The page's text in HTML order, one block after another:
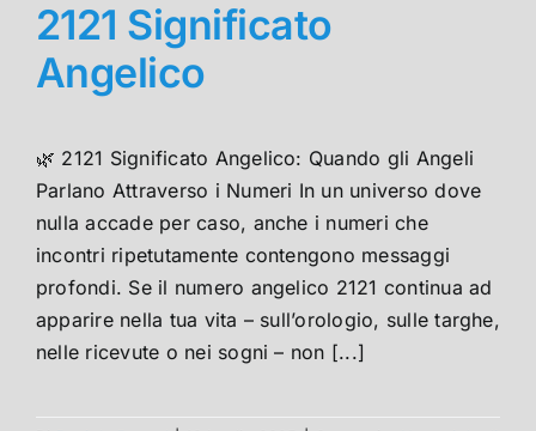
2121 Significato
Angelico
🌿 2121 Significato Angelico: Quando gli Angeli
Parlano Attraverso i Numeri In un universo dove
nulla accade per caso, anche i numeri che
incontri ripetutamente contengono messaggi
profondi. Se il numero angelico 2121 continua ad
apparire nella tua vita – sull’orologio, sulle targhe,
nelle ricevute o nei sogni – non [...]